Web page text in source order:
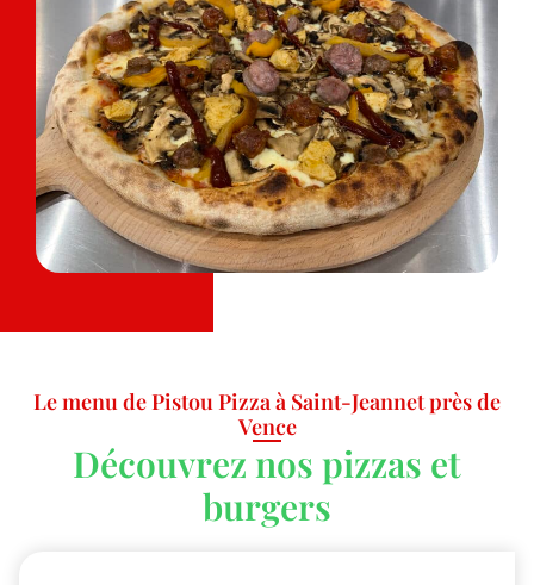
Le menu de Pistou Pizza à Saint-Jeannet près de
Vence
Découvrez nos pizzas et
burgers